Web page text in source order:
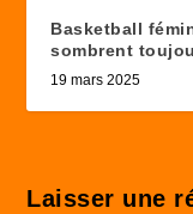
Basketball
sombrent
19 mars 2025
Laisser une